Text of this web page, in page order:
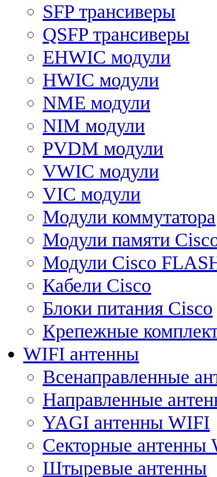
SFP трансиверы
QSFP трансиверы
EHWIC модули
HWIC модули
NME модули
NIM модули
PVDM модули
VWIC модули
VIC модули
Модули коммутатора
Модули памяти
Модули Cisco
Кабели Cisco
Блоки питания Cisco
Крепежные
WIFI антенны
Всенаправленные
Направленные
YAGI антенны WIFI
Секторные антенны
Штыревые антенны